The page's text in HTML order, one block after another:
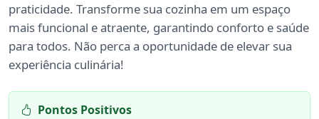
praticidade. Transforme sua cozinha em um espaço
mais funcional e atraente, garantindo conforto e saúde
para todos. Não perca a oportunidade de elevar sua
experiência culinária!
Pontos Positivos